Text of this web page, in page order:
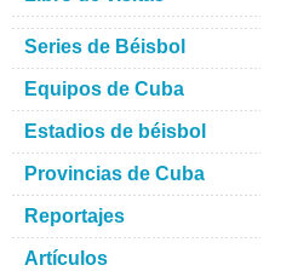
Series de Béisbol
Equipos de Cuba
Estadios de béisbol
Provincias de Cuba
Reportajes
Artículos